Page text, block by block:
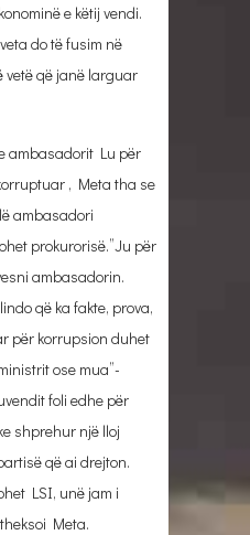
e këtij vendi.
do të fusim në
vetë që janë larguar
ambasadorit Lu për
, Meta tha se
ambasadori
prokurorisë.”Ju për
ambasadorin.
që ka fakte, prova,
për korrupsion duhet
ose mua”-
foli edhe për
shprehur një lloj
që ai drejton.
LSI, unë jam i
Meta.